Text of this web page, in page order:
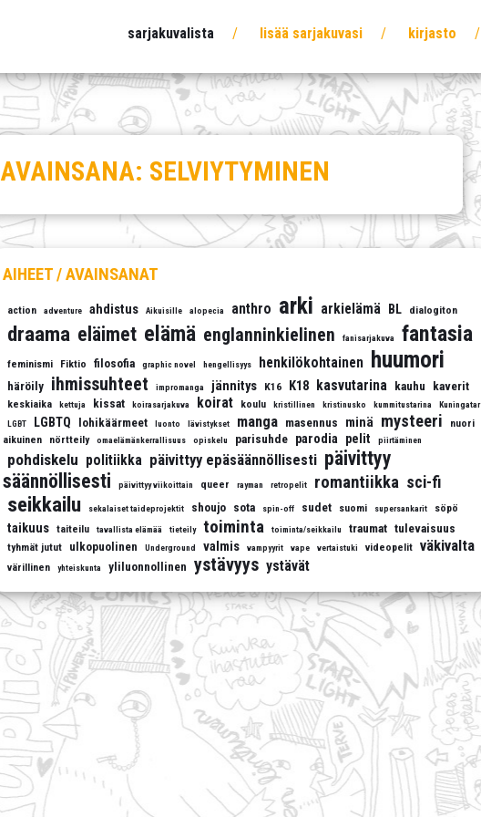
sarjakuvalista lisää sarjakuvasi kirjasto
AVAINSANA: SELVIYTYMINEN
AIHEET / AVAINSANAT
action adventure ahdistus Aikuisille alopecia anthro arki arkielämä BL dialogiton
draama eläimet elämä englanninkielinen fanisarjakuva fantasia
feminismi Fiktio filosofia graphic novel hengellisyys henkilökohtainen huumori
häröily ihmissuhteet impromanga jännitys K16 K18 kasvutarina kauhu kaverit
keskiaika kettuja kissat koirasarjakuva koirat koulu kristillinen kristinusko kummitustarina
Kuningatar
LGBT
LGBTQ lohikäärmeet luonto lävistykset manga masennus minä mysteeri
nuori
aikuinen
nörtteily omaelämänkerrallisuus opiskelu parisuhde parodia pelit piirtäminen
pohdiskelu politiikka päivittyy epäsäännöllisesti päivittyy
säännöllisesti
päivittyy viikoittain queer rayman retropelit romantiikka sci-fi
seikkailu sekalaiset taideprojektit shoujo sota spin-off sudet suomi supersankarit söpö
taikuus taiteilu tavallista elämää tieteily toiminta toiminta/seikkailu traumat tulevaisuus
tyhmät jutut ulkopuolinen Underground valmis vampyyrit vape vertaistuki videopelit väkivalta
värillinen yhteiskunta yliluonnollinen ystävyys ystävät